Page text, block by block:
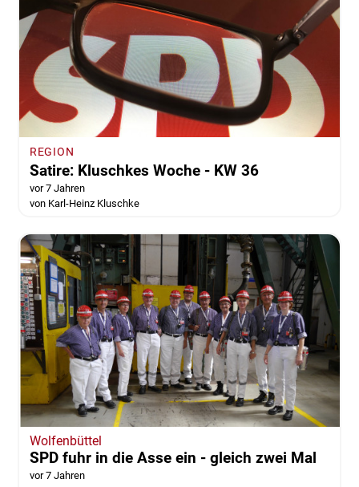
REGION
Satire: Kluschkes Woche - KW 36
vor 7 Jahren
von Karl-Heinz Kluschke
Wolfenbüttel
SPD fuhr in die Asse ein - gleich zwei Mal
vor 7 Jahren